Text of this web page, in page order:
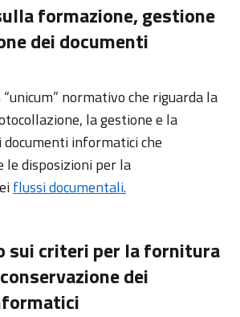
formazione, gestione
dei documenti
normativo che riguarda la
la gestione e la
documenti informatici che
le disposizioni per la
flussi documentali.
sui criteri per la fornitura
dei